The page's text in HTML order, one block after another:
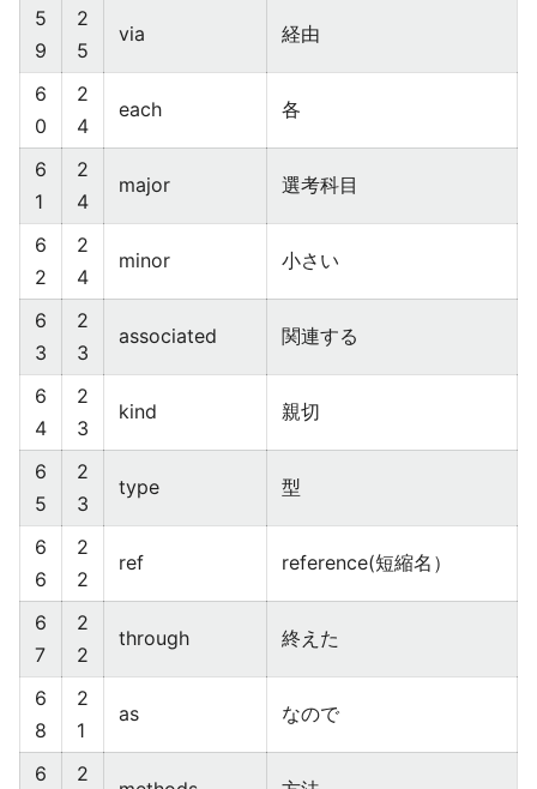
5
9
2
5
via 経由
6
0
2
4
each 各
6
1
2
4
major 選考科目
6
2
2
4
minor 小さい
6
3
2
3
associated 関連する
6
4
2
3
kind 親切
6
5
2
3
type 型
6
6
2
2
ref reference(短縮名）
6
7
2
2
through 終えた
6
8
2
1
as なので
6
2